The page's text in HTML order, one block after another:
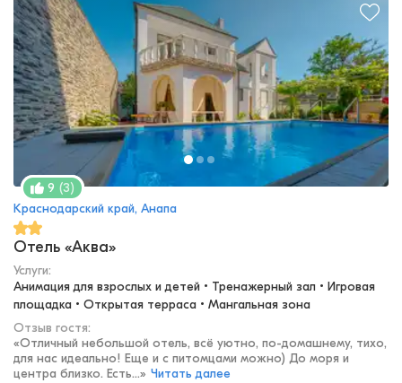
9 (3)
Краснодарский край, Анапа
Отель «Аква»
Услуги:
Анимация для взрослых и детей • Тренажерный зал • Игровая
площадка • Открытая терраса • Мангальная зона
Отзыв гостя:
«Отличный небольшой отель, всё уютно, по-домашнему, тихо,
для нас идеально! Еще и с питомцами можно) До моря и
центра близко. Есть...» Читать далее